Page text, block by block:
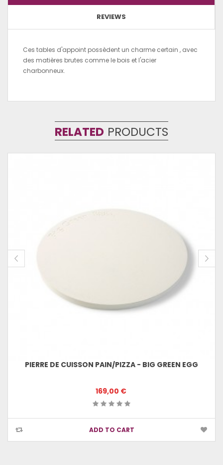
REVIEWS
Ces tables d'appoint possèdent un charme certain , avec
des matières brutes comme le bois et l'acier
charbonneux.
RELATED PRODUCTS
PIERRE DE CUISSON PAIN/PIZZA - BIG GREEN EGG
169,00 €
ADD TO CART